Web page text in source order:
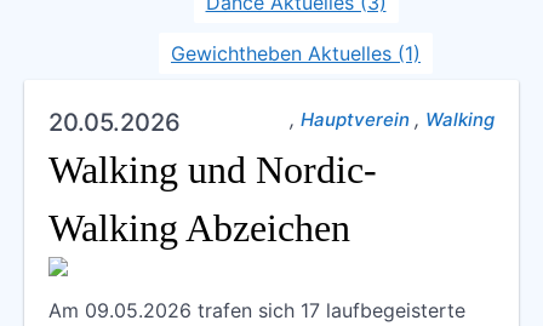
Gewichtheben Aktuelles (1)
Jugend Aktuelles (14)
Krabbel- / Elternkindturnen Aktuelles (2)
Kunstturnen Aktuelles (32)
, Hauptverein , Walking
20.05.2026
Walking und Nordic-
Walking Abzeichen
Am 09.05.2026 trafen sich 17 laufbegeisterte